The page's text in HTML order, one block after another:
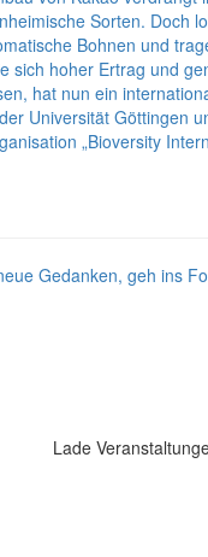
Sorten. Doch
Bohnen und
sich hoher Ertrag und
hat nun ein
Universität Göttingen
„Bioversity
Lade